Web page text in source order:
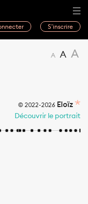
S’inscrire
A A A
© 2022-2026 Eloïz
Découvrir le portrait